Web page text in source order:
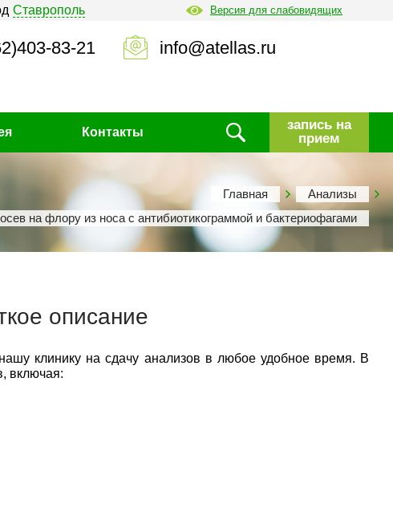
Ставрополь Версия для слабовидящих
83-21 info@atellas.ru
Контакты
запись на
прием
Главная
Анализы
на флору из носа с антибиотикограммой и бактериофагами
описание
клинику на сдачу анализов в любое удобное время. В
включая: